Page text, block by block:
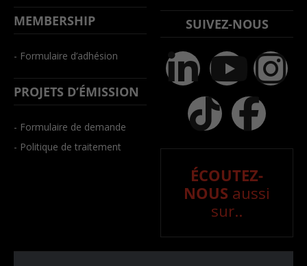
MEMBERSHIP
- Formulaire d’adhésion
PROJETS D’ÉMISSION
- Formulaire de demande
- Politique de traitement
SUIVEZ-NOUS
ÉCOUTEZ-
NOUS aussi
sur..